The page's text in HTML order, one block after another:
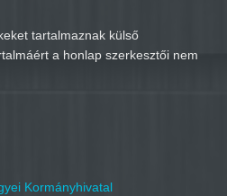
tartalmaznak külső
a honlap szerkesztői nem
Kormányhivatal